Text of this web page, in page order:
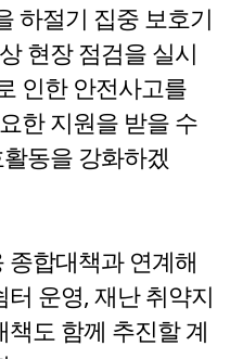
하절기 집중 보호기
현장 점검을 실시
인한 안전사고를
한 지원을 받을 수
동을 강화하겠
종합대책과 연계해
운영, 재난 취약지
도 함께 추진할 계